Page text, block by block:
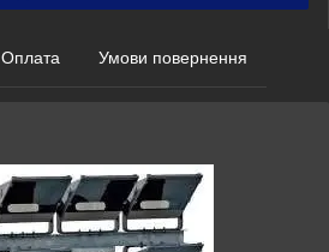
Оплата Умови повернення